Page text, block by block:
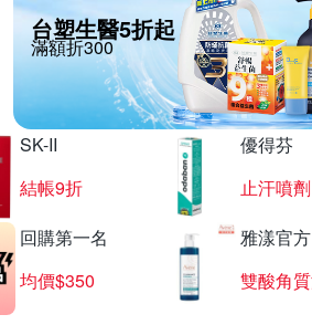
台塑生醫5折起
滿額折300
SK-II
結帳9折
優得芬
止汗噴劑
回購第一名
均價$350
雅漾官方